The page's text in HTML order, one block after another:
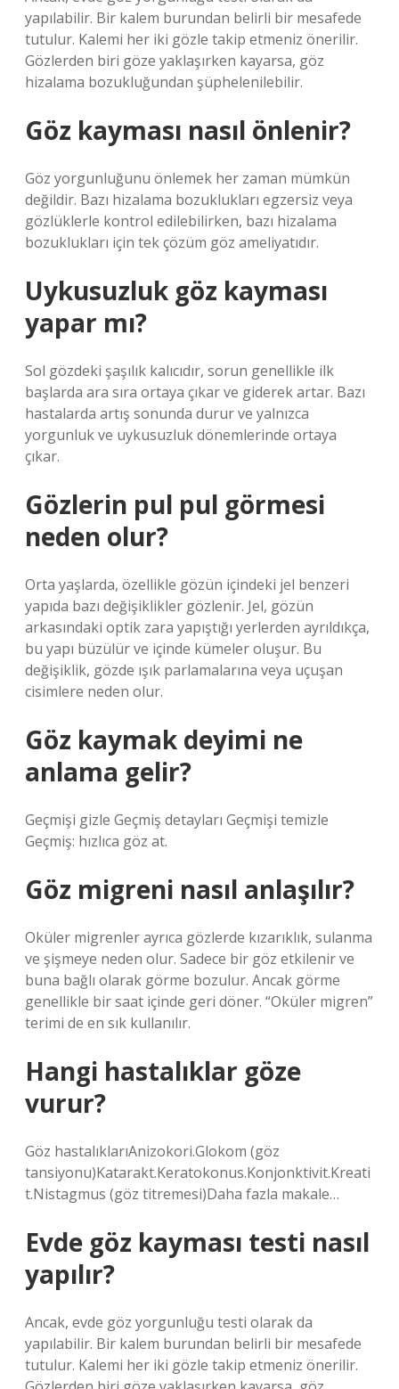
yapılabilir. Bir kalem burundan belirli bir mesafede
tutulur. Kalemi her iki gözle takip etmeniz önerilir.
Gözlerden biri göze yaklaşırken kayarsa, göz
hizalama bozukluğundan şüphelenilebilir.
Göz kayması nasıl önlenir?
Göz yorgunluğunu önlemek her zaman mümkün
değildir. Bazı hizalama bozuklukları egzersiz veya
gözlüklerle kontrol edilebilirken, bazı hizalama
bozuklukları için tek çözüm göz ameliyatıdır.
Uykusuzluk göz kayması
yapar mı?
Sol gözdeki şaşılık kalıcıdır, sorun genellikle ilk
başlarda ara sıra ortaya çıkar ve giderek artar. Bazı
hastalarda artış sonunda durur ve yalnızca
yorgunluk ve uykusuzluk dönemlerinde ortaya
çıkar.
Gözlerin pul pul görmesi
neden olur?
Orta yaşlarda, özellikle gözün içindeki jel benzeri
yapıda bazı değişiklikler gözlenir. Jel, gözün
arkasındaki optik zara yapıştığı yerlerden ayrıldıkça,
bu yapı büzülür ve içinde kümeler oluşur. Bu
değişiklik, gözde ışık parlamalarına veya uçuşan
cisimlere neden olur.
Göz kaymak deyimi ne
anlama gelir?
Geçmişi gizle Geçmiş detayları Geçmişi temizle
Geçmiş: hızlıca göz at.
Göz migreni nasıl anlaşılır?
Oküler migrenler ayrıca gözlerde kızarıklık, sulanma
ve şişmeye neden olur. Sadece bir göz etkilenir ve
buna bağlı olarak görme bozulur. Ancak görme
genellikle bir saat içinde geri döner. “Oküler migren”
terimi de en sık kullanılır.
Hangi hastalıklar göze
vurur?
Göz hastalıklarıAnizokori.Glokom (göz
tansiyonu)Katarakt.Keratokonus.Konjonktivit.Kreati
t.Nistagmus (göz titremesi)Daha fazla makale…
Evde göz kayması testi nasıl
yapılır?
Ancak, evde göz yorgunluğu testi olarak da
yapılabilir. Bir kalem burundan belirli bir mesafede
tutulur. Kalemi her iki gözle takip etmeniz önerilir.